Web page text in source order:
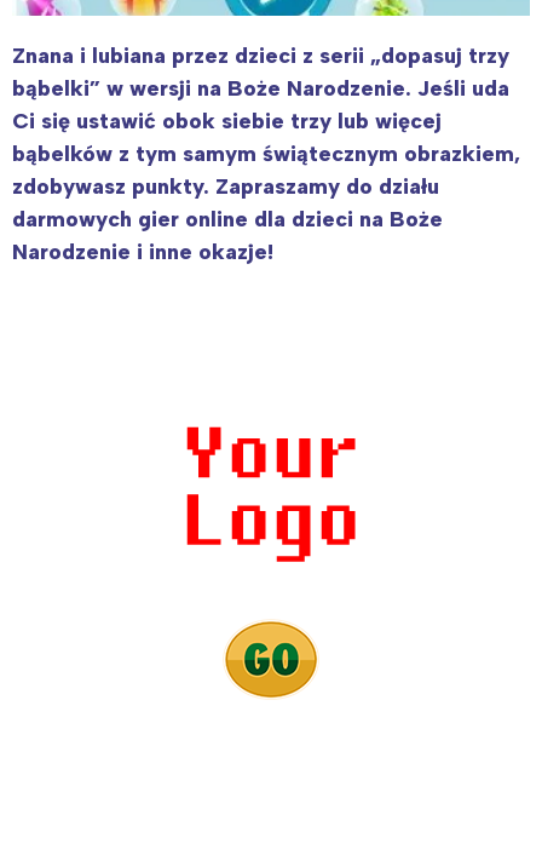
Znana i lubiana przez dzieci z serii „dopasuj trzy
bąbelki” w wersji na Boże Narodzenie. Jeśli uda
Ci się ustawić obok siebie trzy lub więcej
bąbelków z tym samym świątecznym obrazkiem,
zdobywasz punkty. Zapraszamy do działu
darmowych gier online dla dzieci na Boże
Narodzenie i inne okazje!